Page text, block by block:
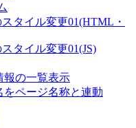
スタイル変更01(HTML・
スタイル変更01(JS)
報の一覧表示
をページ名称と連動